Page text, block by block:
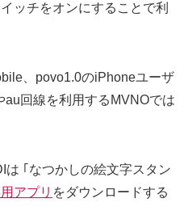
ッチをオンにすることで利
、povo1.0のiPhoneユーザ
回線を利用するMVNOでは
｢なつかしの絵文字スタン
アプリ をダウンロードする